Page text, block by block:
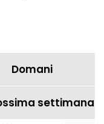
Domani
settimana